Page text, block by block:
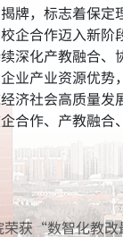
牌，标志着保定
企合作迈入新阶
深化产教融合、
业产业资源优势
济社会高质量发
合作、产教融合
荣获“数智化教改